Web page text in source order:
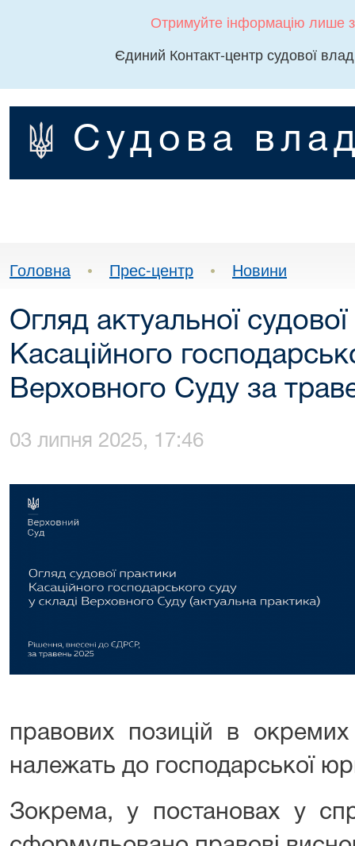
Отримуйте інформацію лише
Єдиний Контакт-центр судової
Судова
Головна • Прес-центр • Новини
Огляд актуальної
Касаційного
Верховного Суду за
03 липня 2025, 17:46
правових позицій в
належать до господарської
Зокрема, у постановах у